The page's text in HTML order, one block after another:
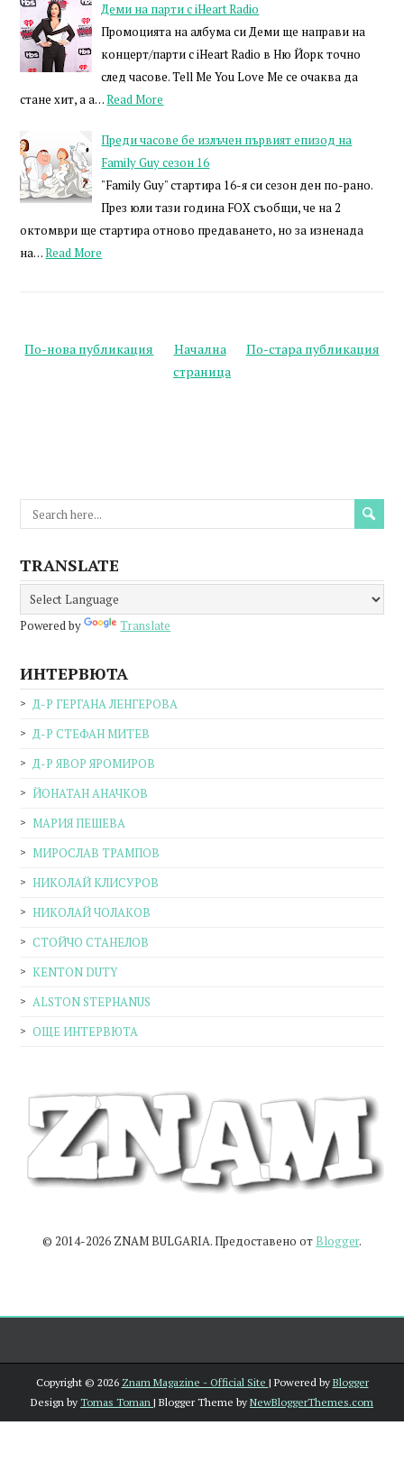
Деми на парти с iHeart Radio
Промоцията на албума си Деми ще направи на
концерт/парти с iHeart Radio в Ню Йорк точно
след часове. Tell Me You Love Me се очаква да
стане хит, а а…Read More
Преди часове бе излъчен първият епизод на
Family Guy сезон 16
"Family Guy" стартира 16-я си сезон ден по-рано.
През юли тази година FOX съобщи, че на 2
октомври ще стартира отново предаването, но за изненада
на…Read More
По-нова публикация По-стара публикация
Начална
страница
TRANSLATE
Powered by Translate
ИНТЕРВЮТА
Д-Р ГЕРГАНА ЛЕНГЕРОВА
Д-Р СТЕФАН МИТЕВ
Д-Р ЯВОР ЯРОМИРОВ
ЙОНАТАН АНАЧКОВ
МАРИЯ ПЕШЕВА
МИРОСЛАВ ТРАМПОВ
НИКОЛАЙ КЛИСУРОВ
НИКОЛАЙ ЧОЛАКОВ
СТОЙЧО СТАНЕЛОВ
KENTON DUTY
ALSTON STEPHANUS
ОЩЕ ИНТЕРВЮТА
© 2014-2026 ZNAM BULGARIA. Предоставено от Blogger.
Copyright © 2026 Znam Magazine - Official Site | Powered by Blogger
Design by Tomas Toman | Blogger Theme by NewBloggerThemes.com